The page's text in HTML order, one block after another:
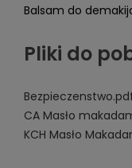
Balsam do
Pliki do
CA Masło
KCH Masło